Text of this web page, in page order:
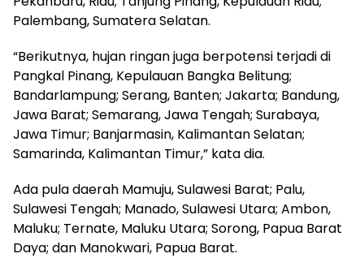
Palembang, Sumatera Selatan.
“Berikutnya, hujan ringan juga berpotensi terjadi di
Pangkal Pinang, Kepulauan Bangka Belitung;
Bandarlampung; Serang, Banten; Jakarta; Bandung,
Jawa Barat; Semarang, Jawa Tengah; Surabaya,
Jawa Timur; Banjarmasin, Kalimantan Selatan;
Samarinda, Kalimantan Timur,” kata dia.
Ada pula daerah Mamuju, Sulawesi Barat; Palu,
Sulawesi Tengah; Manado, Sulawesi Utara; Ambon,
Maluku; Ternate, Maluku Utara; Sorong, Papua Barat
Daya; dan Manokwari, Papua Barat.